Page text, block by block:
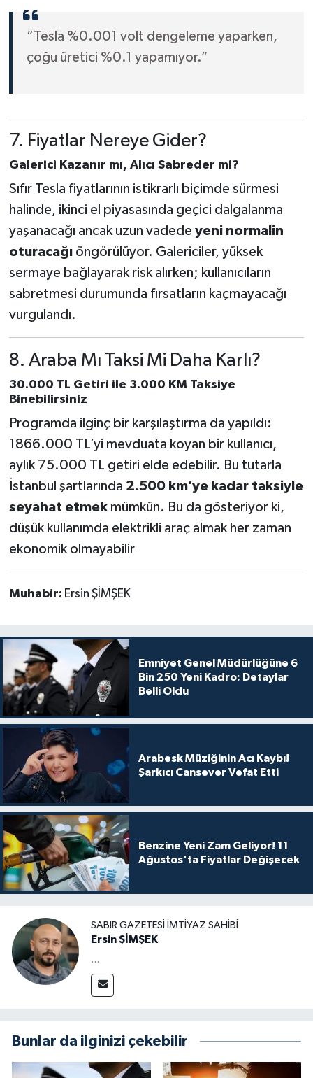
“Tesla %0.001 volt dengeleme yaparken,
çoğu üretici %0.1 yapamıyor.”
7. Fiyatlar Nereye Gider?
Galerici Kazanır mı, Alıcı Sabreder mi?
Sıfır Tesla fiyatlarının istikrarlı biçimde sürmesi
halinde, ikinci el piyasasında geçici dalgalanma
yaşanacağı ancak uzun vadede yeni normalin
oturacağıöngörülüyor. Galericiler, yüksek
sermaye bağlayarak risk alırken; kullanıcıların
sabretmesi durumunda fırsatların kaçmayacağı
vurgulandı.
8. Araba Mı Taksi Mi Daha Karlı?
30.000 TL Getiri ile 3.000 KM Taksiye
Binebilirsiniz
Programda ilginç bir karşılaştırma da yapıldı:
1866.000 TL’yi mevduata koyan bir kullanıcı,
aylık 75.000 TL getiri elde edebilir. Bu tutarla
İstanbul şartlarında 2.500 km’ye kadar taksiyle
seyahat etmekmümkün. Bu da gösteriyor ki,
düşük kullanımda elektrikli araç almak her zaman
ekonomik olmayabilir
Muhabir: Ersin ŞİMŞEK
Emniyet Genel Müdürlüğüne 6
Bin 250 Yeni Kadro: Detaylar
Belli Oldu
Arabesk Müziğinin Acı Kaybı!
Şarkıcı Cansever Vefat Etti
Benzine Yeni Zam Geliyor! 11
Ağustos'ta Fiyatlar Değişecek
SABIR GAZETESI İMTIYAZ SAHIBI
Ersin ŞİMŞEK
...
Bunlar da ilginizi çekebilir